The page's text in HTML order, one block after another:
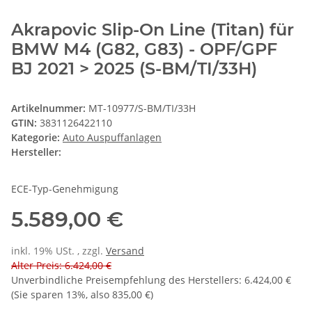
Akrapovic Slip-On Line (Titan) für
BMW M4 (G82, G83) - OPF/GPF
BJ 2021 > 2025 (S-BM/TI/33H)
Artikelnummer: MT-10977/S-BM/TI/33H
GTIN: 3831126422110
Kategorie: Auto Auspuffanlagen
Hersteller:
ECE-Typ-Genehmigung
5.589,00 €
inkl. 19% USt. , zzgl. Versand
Alter Preis: 6.424,00 €
Unverbindliche Preisempfehlung des Herstellers: 6.424,00 €
(Sie sparen 13%, also 835,00 €)